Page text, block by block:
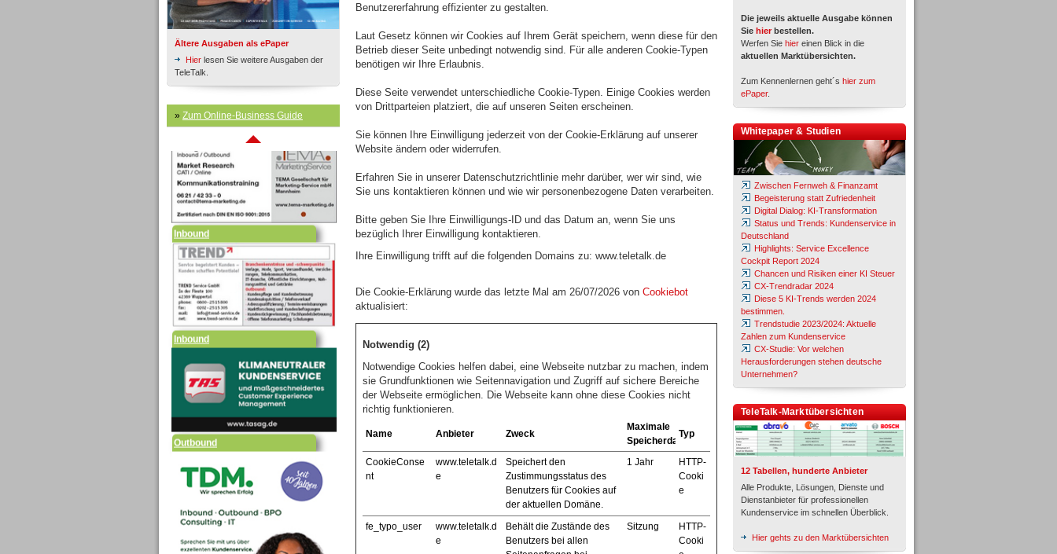
Ältere Ausgaben als ePaper
Hier lesen Sie weitere Ausgaben der
TeleTalk.
» Zum Online-Business Guide
Inbound
Inbound
Inbound
Benutzererfahrung effizienter zu gestalten.
Laut Gesetz können wir Cookies auf Ihrem Gerät speichern, wenn diese für den
Betrieb dieser Seite unbedingt notwendig sind. Für alle anderen Cookie-Typen
benötigen wir Ihre Erlaubnis.
Diese Seite verwendet unterschiedliche Cookie-Typen. Einige Cookies werden
von Drittparteien platziert, die auf unseren Seiten erscheinen.
Sie können Ihre Einwilligung jederzeit von der Cookie-Erklärung auf unserer
Website ändern oder widerrufen.
Erfahren Sie in unserer Datenschutzrichtlinie mehr darüber, wer wir sind, wie
Sie uns kontaktieren können und wie wir personenbezogene Daten verarbeiten.
Bitte geben Sie Ihre Einwilligungs-ID und das Datum an, wenn Sie uns
bezüglich Ihrer Einwilligung kontaktieren.
Ihre Einwilligung trifft auf die folgenden Domains zu: www.teletalk.de
Die Cookie-Erklärung wurde das letzte Mal am 26/07/2026 von Cookiebot
aktualisiert:
Notwendig (2)
Notwendige Cookies helfen dabei, eine Webseite nutzbar zu machen, indem
sie Grundfunktionen wie Seitennavigation und Zugriff auf sichere Bereiche
der Webseite ermöglichen. Die Webseite kann ohne diese Cookies nicht
richtig funktionieren.
Name Anbieter Zweck
Maximale
Speicherdauer
Typ
CookieConse
nt
www.teletalk.d
e
Speichert den
Zustimmungsstatus des
Benutzers für Cookies auf
der aktuellen Domäne.
1 Jahr
HTTP-
Cooki
e
fe_typo_user
www.teletalk.d
e
Behält die Zustände des
Benutzers bei allen
Sitzung
HTTP-
Cooki
Die jeweils aktuelle Ausgabe können
Sie hier bestellen.
Werfen Sie hier einen Blick in die
aktuellen Marktübersichten.
Zum Kennenlernen geht´s hier zum
ePaper.
Whitepaper & Studien
Zwischen Fernweh & Finanzamt
Begeisterung statt Zufriedenheit
Digital Dialog: KI-Transformation
Status und Trends: Kundenservice in
Deutschland
Highlights: Service Excellence
Cockpit Report 2024
Chancen und Risiken einer KI Steuer
CX-Trendradar 2024
Diese 5 KI-Trends werden 2024
bestimmen.
Trendstudie 2023/2024: Aktuelle
Zahlen zum Kundenservice
CX-Studie: Vor welchen
Herausforderungen stehen deutsche
Unternehmen?
TeleTalk-Marktübersichten
12 Tabellen, hunderte Anbieter
Alle Produkte, Lösungen, Dienste und
Dienstanbieter für professionellen
Kundenservice im schnellen Überblick.
Hier gehts zu den Marktübersichten